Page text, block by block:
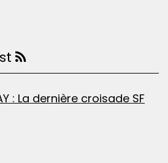
: La dernière croisade SF